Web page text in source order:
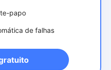
papo
de falhas